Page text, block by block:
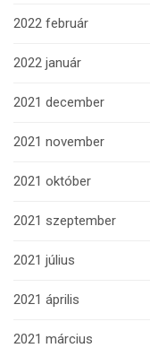
2022 február
2022 január
2021 december
2021 november
2021 október
2021 szeptember
2021 július
2021 április
2021 március